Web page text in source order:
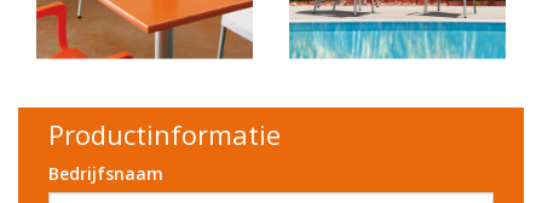
Productinformatie
Bedrijfsnaam